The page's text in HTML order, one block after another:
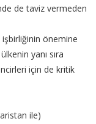
de taviz vermeden
işbirliğinin önemine
yanı sıra
için de kritik
ile)